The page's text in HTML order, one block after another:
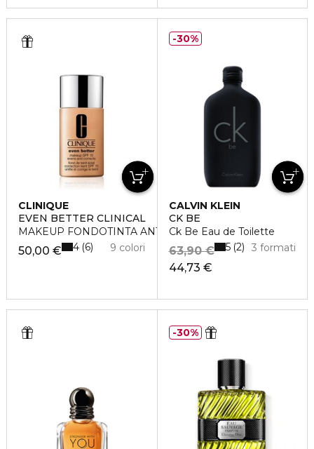
CLINIQUE
EVEN BETTER CLINICAL
MAKEUP FONDOTINTA ANTIMACCHIE. SPF15
50,00 € 9 colori
4 6
CALVIN KLEIN
CK BE
Ck Be Eau de Toilette
44,73 €
63,90 € 3 formati
5 2
30%
30%